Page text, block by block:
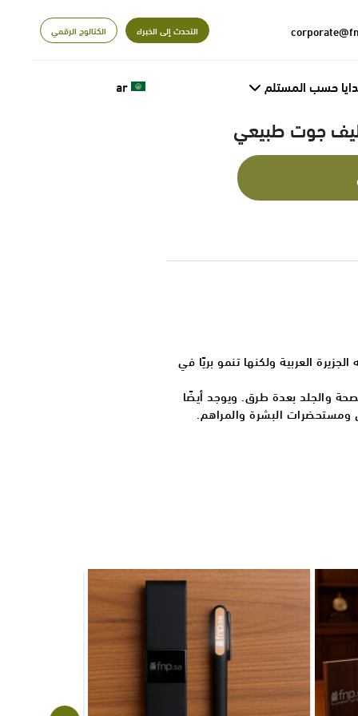
التحدث إلى الخبراء الكتالوج الرقمي
حسب المستلم ar
جوت طبيعي
العربية ولكنها تنمو بريًا في
والجلد بعدة طرق. ويوجد أيضًا
البشرة والمراهم.